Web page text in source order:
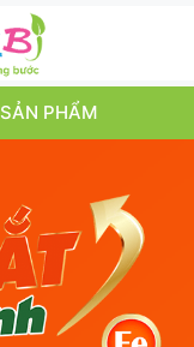
SẢN PHẨM